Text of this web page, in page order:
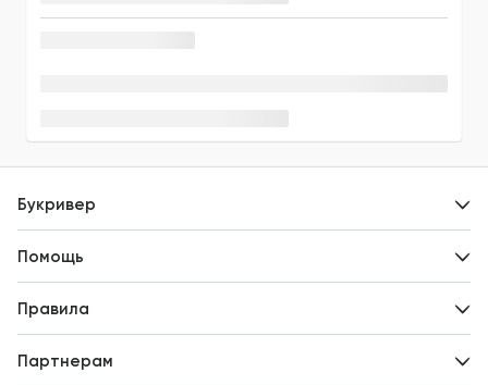
Букривер
Новости
Помощь
Правила
Партнерам